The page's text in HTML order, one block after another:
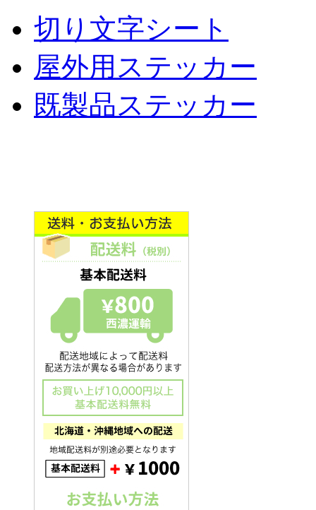
切り文字シート
屋外用ステッカー
既製品ステッカー